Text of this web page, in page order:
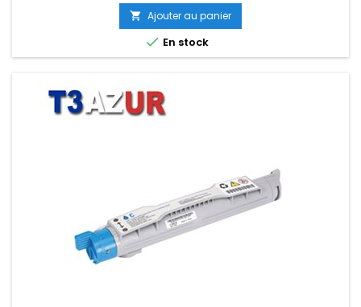
 Ajouter au panier
 En stock